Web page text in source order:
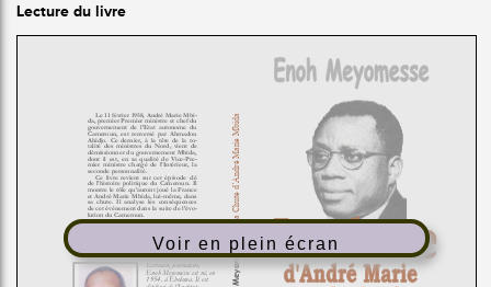
Lecture du livre
Voir en plein écran